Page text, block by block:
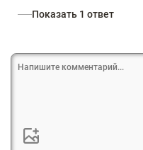
Показать 1 ответ